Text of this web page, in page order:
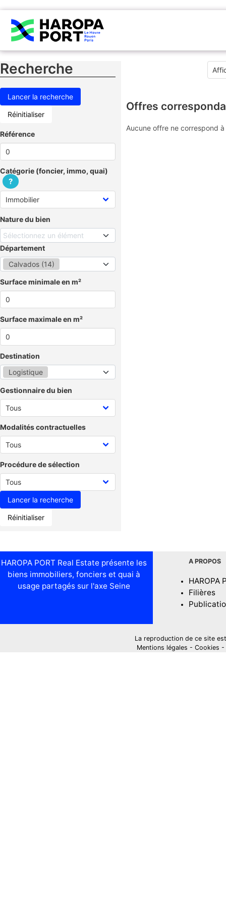
Recherche
Réinitialiser
Référence
Catégorie (foncier, immo, quai)
?
Nature du bien
Sélectionnez un élément
Département
Calvados (14)
Surface minimale en m²
Surface maximale en m²
Destination
Logistique
Gestionnaire du bien
Modalités contractuelles
Procédure de sélection
Réinitialiser
Offres
Aucune offre ne correspond
HAROPA PORT Real Estate présente les
biens immobiliers, fonciers et quai à
usage partagés sur l'axe Seine
A PROPOS
HAROPA
Filières
La reproduction de ce site
Mentions légales - Cookies -